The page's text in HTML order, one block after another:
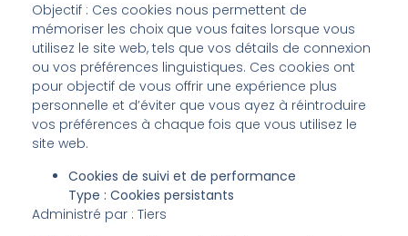
Objectif : Ces cookies nous permettent de
mémoriser les choix que vous faites lorsque vous
utilisez le site web, tels que vos détails de connexion
ou vos préférences linguistiques. Ces cookies ont
pour objectif de vous offrir une expérience plus
personnelle et d’éviter que vous ayez à réintroduire
vos préférences à chaque fois que vous utilisez le
site web.
Cookies de suivi et de performance
Type : Cookies persistants
Administré par : Tiers